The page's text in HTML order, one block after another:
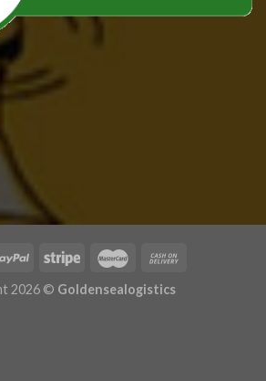
2026 © Goldensealogistics